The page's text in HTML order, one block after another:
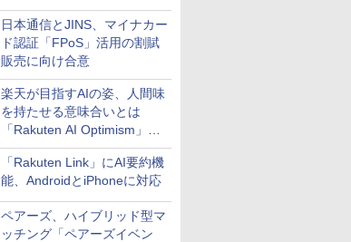
日本通信とJINS、マイナカー
ド認証「FPoS」活用の割賦
販売に向け合意
楽天が目指すAIの姿、人間味
を持たせる意味合いとは
「Rakuten AI Optimism」三
木谷氏の基調講演
「Rakuten Link」にAI要約機
能、AndroidとiPhoneに対応
ペアーズ、ハイブリッド型マ
ッチング「ペアーズイベン